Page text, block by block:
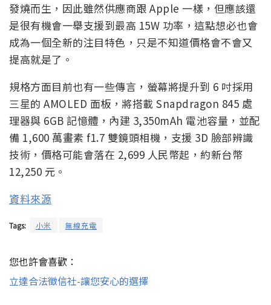
發燒而生，因此雖然供應商跟 Apple 一樣，但應該還
是很有機會一舉支援到最高 15W 功率，這點想必也會
成為一個全新的注目特色，只是不知道價格會不會又
提高就是了。
規格方面目前也有一些傳言，螢幕將提升到 6 吋採用
三星的 AMOLED 面板，將搭載 Snapdragon 845 處
理器與 6GB 記憶體，內建 3,350mAh 電池容量，並配
備 1,600 萬畫素 f1.7 雙鏡頭相機，支援 3D 臉部辨識
技術，價格可能會落在 2,699 人民幣起，約新台幣
12,250 元。
資料來源
Tags: 小米 無線充電
您也許會喜歡：
立達合法徵信社-讓您安心的選擇